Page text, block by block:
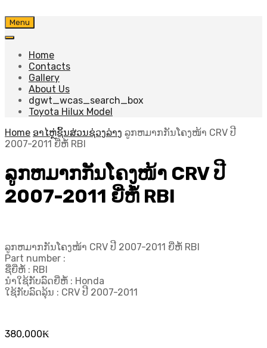
Skip
to
Menu
Home
Contacts
Gallery
About Us
dgwt_wcas_search_box
Toyota Hilux Model
Home ອາໄຫຼ່ຊິ້ນສ່ວນຊ່ວງລ່າງ ລູກຫມາກກັນໂຄງໜ້າ CRV ປີ
2007-2011 ຍີ່ຫໍ້ RBI
ລູກຫມາກກັນໂຄງໜ້າ CRV ປີ
2007-2011 ຍີ່ຫໍ້ RBI
ລູກຫມາກກັນໂຄງໜ້າ CRV ປີ 2007-2011 ຍີ່ຫໍ້ RBI
Part number :
ຊື່ຍີ່ຫໍ້ : RBI
ນຳໃຊ້ກັບລົດຍີ່ຫໍ້ : Honda
ໃຊ້ກັບລົດລຸ້ນ : CRV ປີ 2007-2011
380,000₭